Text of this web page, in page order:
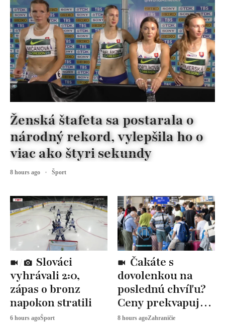
vyhrávali 2:0,
zápas o bronz
napokon stratili
6 hours agoŠport
dovolenkou na
poslednú chvíľu?
Ceny prekvapujú,
odborníci radia
8 hours agoZahraničie
Ženská štafeta sa postarala o
národný rekord, vylepšila ho o
viac ako štyri sekundy
8 hours ago Šport